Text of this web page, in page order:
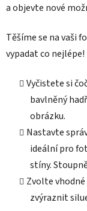
a objevte nové
Těšíme se na vaši
vypadat co nejlépe!
Vyčistete si
bavlněný
obrázku.
Nastavte
ideální pro
stíny.
Zvolte
zvýraznit